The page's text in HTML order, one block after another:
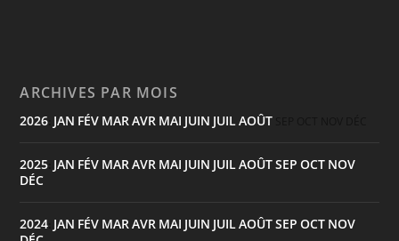
ARCHIVES PAR MOIS
2026 JAN FÉV MARAVR MAI JUIN JUILAOÛT
2025 JAN FÉV MARAVR MAI JUIN JUILAOÛTSEP OCT NOV
DÉC
2024 JAN FÉV MARAVR MAI JUIN JUILAOÛTSEP OCT NOV